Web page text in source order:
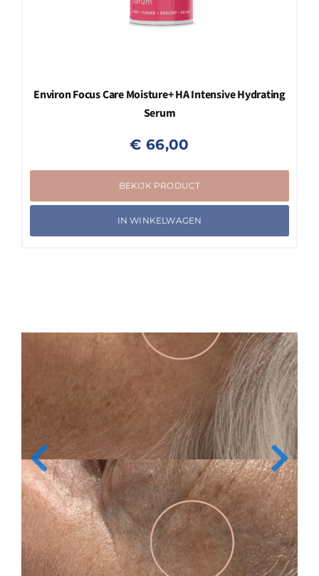
Environ Focus Care Moisture+ HA Intensive Hydrating
Serum
€ 66,00
BEKIJK PRODUCT
IN WINKELWAGEN